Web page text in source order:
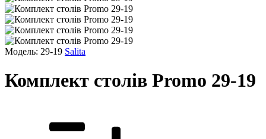
Модель: 29-19 Salita
Комплект столів Promo 29-19